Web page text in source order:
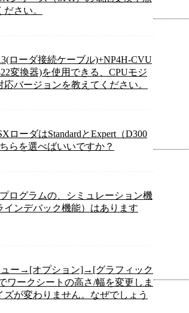
さい。
ローダ接続ケーブル)+NP4H-CVU
変換器)を使用できる、CPUモジ
応バージョンを教えてください。
ローダはStandardとExpert（D300
らを選べばいいですか？
プログラムの、シミュレーション機
インデバック機能）はあります
ー→[オプション]→[グラフィック
ワークシートの高さ/幅を変更しま
ズが変わりません。なぜでしょう